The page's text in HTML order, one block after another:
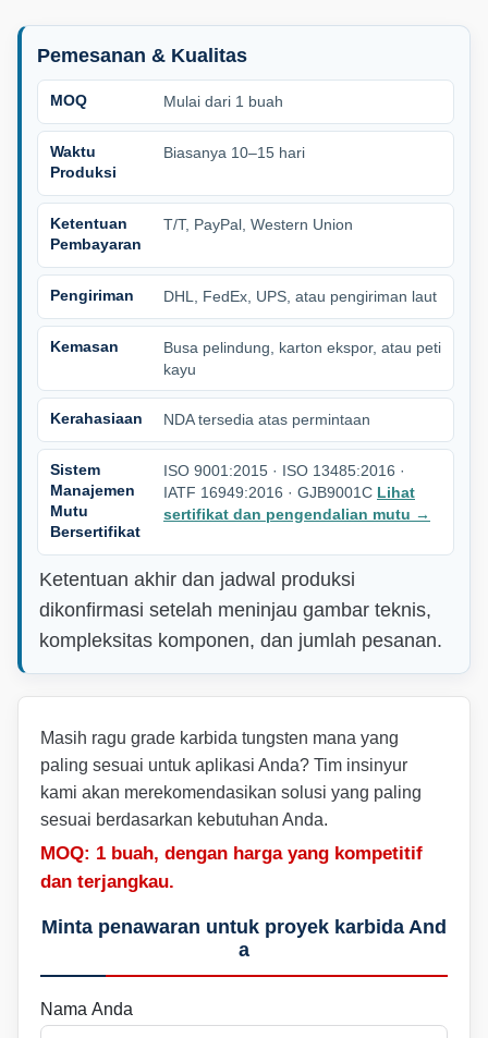
Pemesanan & Kualitas
MOQ Mulai dari 1 buah
Waktu
Produksi
Biasanya 10–15 hari
Ketentuan
Pembayaran
T/T, PayPal, Western Union
Pengiriman DHL, FedEx, UPS, atau pengiriman laut
Kemasan
Busa pelindung, karton ekspor, atau peti
kayu
Kerahasiaan NDA tersedia atas permintaan
Sistem
Manajemen
Mutu
Bersertifikat
ISO 9001:2015 · ISO 13485:2016 ·
IATF 16949:2016 · GJB9001C Lihat
sertifikat dan pengendalian mutu →
Ketentuan akhir dan jadwal produksi
dikonfirmasi setelah meninjau gambar teknis,
kompleksitas komponen, dan jumlah pesanan.
Masih ragu grade karbida tungsten mana yang
paling sesuai untuk aplikasi Anda? Tim insinyur
kami akan merekomendasikan solusi yang paling
sesuai berdasarkan kebutuhan Anda.
MOQ: 1 buah, dengan harga yang kompetitif
dan terjangkau.
Minta penawaran untuk proyek karbida And
a
Nama Anda